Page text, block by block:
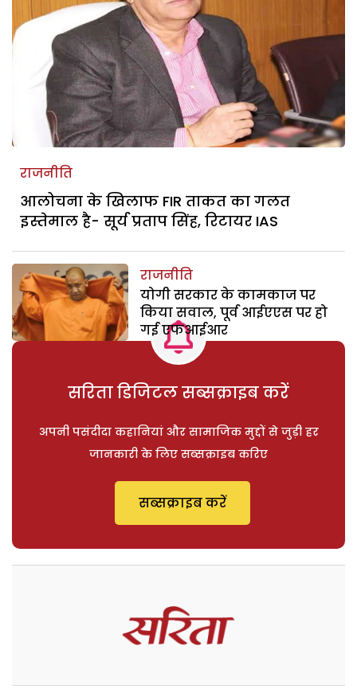
राजनीति
आलोचना के खिलाफ FIR ताकत का गलत
इस्तेमाल है- सूर्य प्रताप सिंह, रिटायर IAS
राजनीति
योगी सरकार के कामकाज पर
किया सवाल, पूर्व आईएएस पर हो
गई एफआईआर
सरिता डिजिटल सब्सक्राइब करें
अपनी पसंदीदा कहानियां और सामाजिक मुद्दों से जुड़ी हर
जानकारी के लिए सब्सक्राइब करिए
सब्सक्राइब करें